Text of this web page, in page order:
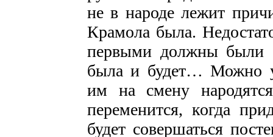
не в народе лежит
Крамола была.
первыми должны были
была и будет… Можно
им на смену
переменится, когда
будет совершаться